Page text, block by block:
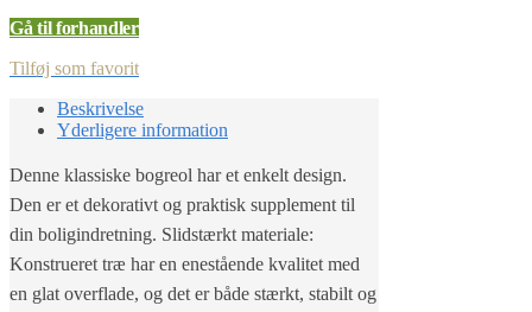
Gå til forhandler
Tilføj som favorit
Beskrivelse
Yderligere information
Denne klassiske bogreol har et enkelt design.
Den er et dekorativt og praktisk supplement til
din boligindretning. Slidstærkt materiale:
Konstrueret træ har en enestående kvalitet med
en glat overflade, og det er både stærkt, stabilt og